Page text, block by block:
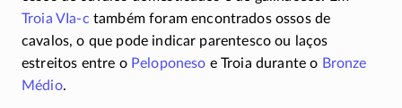
Troia VIa-c também foram encontrados ossos de
cavalos, o que pode indicar parentesco ou laços
estreitos entre o Peloponeso e Troia durante o Bronze
Médio.